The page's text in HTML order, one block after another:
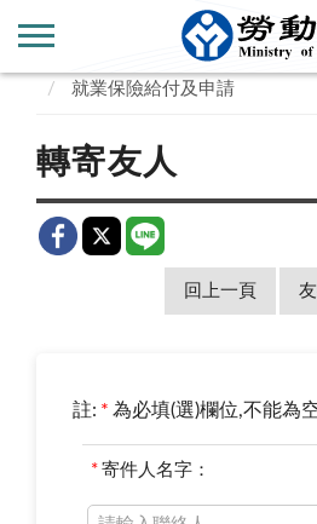
業務專區 勞動保險
就業保險給付及申請
轉寄友人
回上一頁
註: * 為必填(選)欄位,不能為
* 寄件人名字：